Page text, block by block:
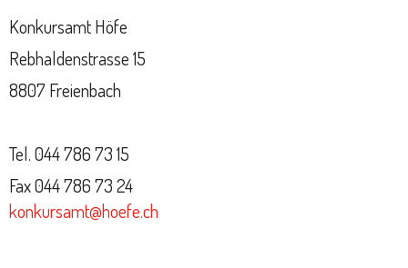
Konkursamt Höfe
Rebhaldenstrasse 15
8807 Freienbach
Tel. 044 786 73 15
Fax 044 786 73 24
konkursamt@hoefe.ch